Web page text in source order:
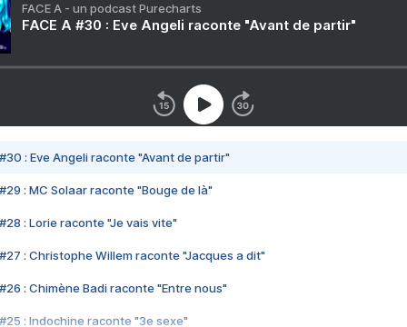
FACE A - un podcast Purecharts
FACE A #30 : Eve Angeli raconte "Avant de partir"
#30 : Eve Angeli raconte "Avant de partir"
#29 : MC Solaar raconte "Bouge de là"
#28 : Lorie raconte "Je vais vite"
#27 : Christophe Willem raconte "Jacques a dit"
#26 : Chimène Badi raconte "Entre nous"
#25 : Indochine raconte "3e sexe"